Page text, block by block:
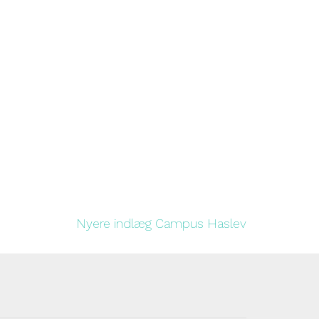
Nyere indlæg Campus Haslev